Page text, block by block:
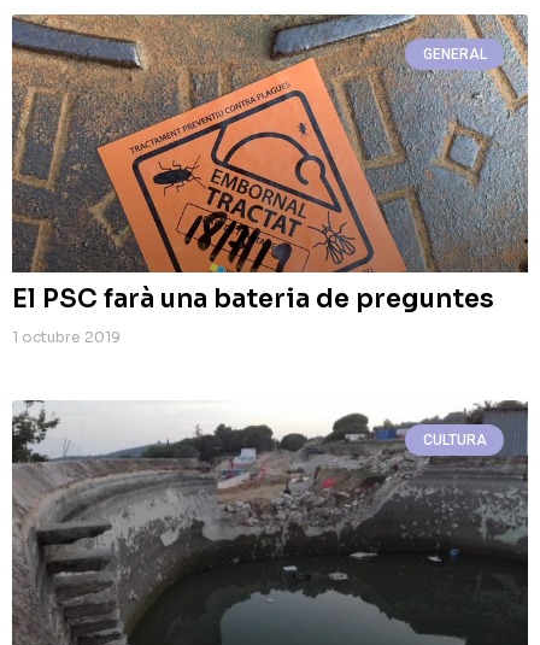
GENERAL
El PSC farà una bateria de preguntes
1 octubre 2019
CULTURA